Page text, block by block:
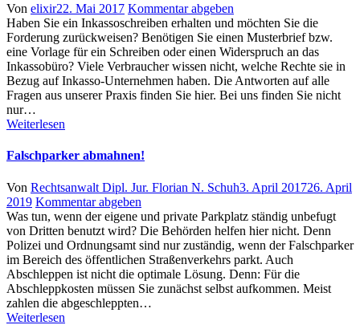
Author
Von elixirPosted
on
22. Mai 2017 Kommentar abgeben
Haben Sie ein Inkassoschreiben erhalten und möchten Sie die
Forderung zurückweisen? Benötigen Sie einen Musterbrief bzw.
eine Vorlage für ein Schreiben oder einen Widerspruch an das
Inkassobüro? Viele Verbraucher wissen nicht, welche Rechte sie in
Bezug auf Inkasso-Unternehmen haben. Die Antworten auf alle
Fragen aus unserer Praxis finden Sie hier. Bei uns finden Sie nicht
nur…
Weiterlesen
Falschparker abmahnen!
Author
Von Rechtsanwalt Dipl. Jur. Florian N. SchuhPosted
3. April 201726. April
2019 Kommentar abgeben
Was tun, wenn der eigene und private Parkplatz ständig unbefugt
von Dritten benutzt wird? Die Behörden helfen hier nicht. Denn
Polizei und Ordnungsamt sind nur zuständig, wenn der Falschparker
im Bereich des öffentlichen Straßenverkehrs parkt. Auch
Abschleppen ist nicht die optimale Lösung. Denn: Für die
Abschleppkosten müssen Sie zunächst selbst aufkommen. Meist
zahlen die abgeschleppten…
Weiterlesen